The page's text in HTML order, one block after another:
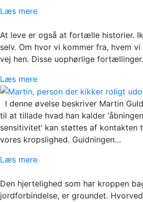
Læs mere
At leve er også at fortælle historier.
selv. Om hvor vi kommer fra, hvem
vej hen. Disse uophørlige
Læs mere
I denne øvelse beskriver Martin
til at tillade hvad han kalder
sensitivitet’ kan støttes af kontakten
vores kropslighed. Guidningen…
Læs mere
Den hjertelighed som har kroppen
jordforbindelse, er groundet.